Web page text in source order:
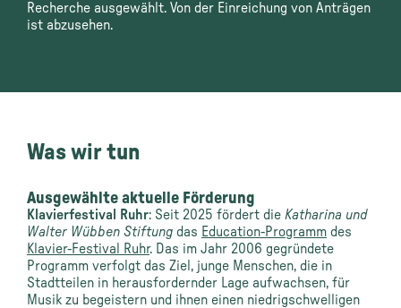
Recherche ausgewählt. Von der Einreichung von Anträgen
ist abzusehen.
Was wir tun
Ausgewählte aktuelle Förderung
Klavierfestival Ruhr: Seit 2025 fördert die Katharina und
Walter Wübben Stiftung das Education-Programm des
Klavier-Festival Ruhr. Das im Jahr 2006 gegründete
Programm verfolgt das Ziel, junge Menschen, die in
Stadtteilen in herausfordernder Lage aufwachsen, für
Musik zu begeistern und ihnen einen niedrigschwelligen